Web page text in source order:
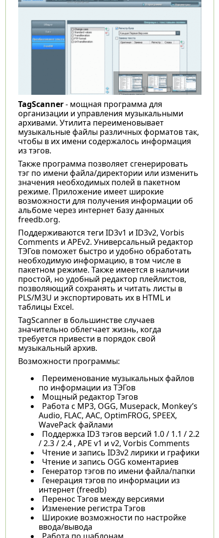
TagScanner- мощная программа для
организации и управления музыкальными
архивами. Утилита переименовывает
музыкальные файлы различных форматов так,
чтобы в их имени содержалось информация
из тэгов.
Также программа позволяет сгенерировать
тэг по имени файла/директории или изменить
значения необходимых полей в пакетном
режиме. Приложение имеет широкие
возможности для получения информации об
альбоме через интернет базу данных
freedb.org.
Поддерживаются теги ID3v1 и ID3v2, Vorbis
Comments и APEv2. Универсальный редактор
ТЭГов поможет быстро и удобно обработать
необходимую информацию, в том числе в
пакетном режиме. Также имеется в наличии
простой, но удобный редактор плейлистов,
позволяющий сохранять и читать листы в
PLS/M3U и экспортировать их в HTML и
таблицы Excel.
TagScanner в большинстве случаев
значительно облегчает жизнь, когда
требуется привести в порядок свой
музыкальный архив.
Возможности программы:
Переименование музыкальных файлов
по информации из ТЭГов
Мощный редактор Тэгов
Работа с MP3, OGG, Musepack, Monkey’s
Audio, FLAC, AAC, OptimFROG, SPEEX,
WavePack файлами
Поддержка ID3 тэгов версий 1.0 / 1.1 / 2.2
/ 2.3 / 2.4 , APE v1 и v2, Vorbis Comments
Чтение и запись ID3v2 лирики и графики
Чтение и запись OGG коментариев
Генератор тэгов по имени файла/папки
Генерация тэгов по информации из
интернет (freedb)
Перенос Тэгов между версиями
Изменение регистра Тэгов
Широкие возможности по настройке
ввода/вывода